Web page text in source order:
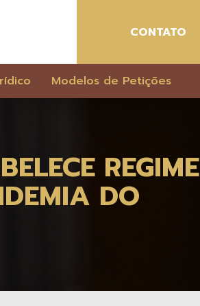
CONTATO
Modelos de Petições
REGIME
DO